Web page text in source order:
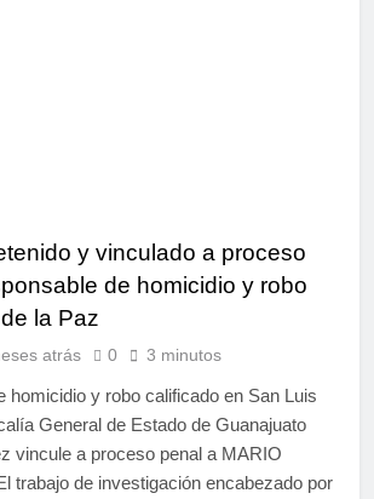
y vinculado a proceso
de homicidio y robo
la Paz
atrás 0 3 minutos
homicidio y robo calificado en San Luis
General de Estado de Guanajuato
vincule a proceso penal a MARIO
trabajo de investigación encabezado por